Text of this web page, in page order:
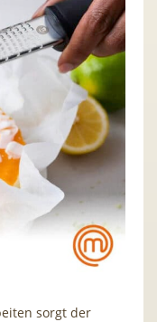
sorgt der